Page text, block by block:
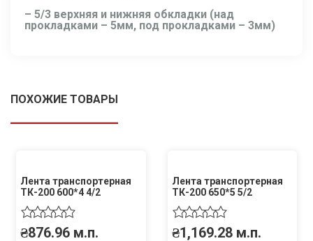
– 5/3 верхняя и нижняя обкладки (над
прокладками – 5мм, под прокладками – 3мм)
ПОХОЖИЕ ТОВАРЫ
Лента транспортерная
ТК-200 600*4 4/2
₴876.96 м.п.
Лента транспортерная
ТК-200 650*5 5/2
₴1,169.28 м.п.